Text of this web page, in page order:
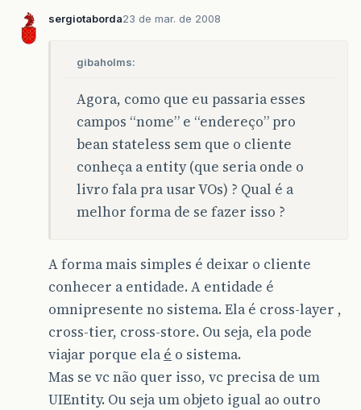
sergiotaborda23 de mar. de 2008
gibaholms:
Agora, como que eu passaria esses
campos “nome” e “endereço” pro
bean stateless sem que o cliente
conheça a entity (que seria onde o
livro fala pra usar VOs) ? Qual é a
melhor forma de se fazer isso ?
A forma mais simples é deixar o cliente
conhecer a entidade. A entidade é
omnipresente no sistema. Ela é cross-layer ,
cross-tier, cross-store. Ou seja, ela pode
viajar porque ela é o sistema.
Mas se vc não quer isso, vc precisa de um
UIEntity. Ou seja um objeto igual ao outro